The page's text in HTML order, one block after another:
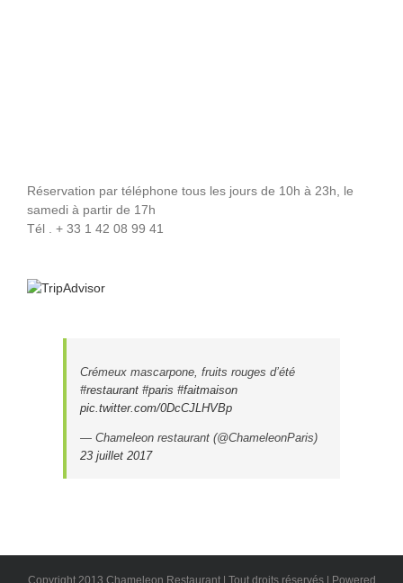
Réservation par téléphone tous les jours de 10h à 23h, le
samedi à partir de 17h
Tél . + 33 1 42 08 99 41
Crémeux mascarpone, fruits rouges d’été
#restaurant #paris #faitmaison
pic.twitter.com/0DcCJLHVBp
— Chameleon restaurant (@ChameleonParis)
23 juillet 2017
Copyright 2013 Chameleon Restaurant | Tout droits réservés | Powered